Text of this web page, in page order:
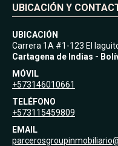
UBICACIÓN Y
UBICACIÓN
Carrera 1A #1-123 El
Cartagena de Indias -
MÓVIL
+573146010661
TELÉFONO
+573115459809
EMAIL